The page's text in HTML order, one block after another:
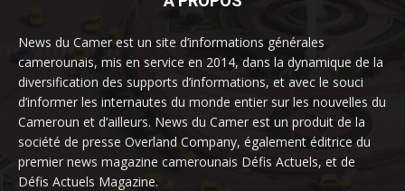
News du Camer est un site d’informations générales
camerounais, mis en service en 2014, dans la dynamique de la
diversification des supports d’informations, et avec le souci
d’informer les internautes du monde entier sur les nouvelles du
Cameroun et d’ailleurs. News du Camer est un produit de la
société de presse Overland Company, également éditrice du
premier news magazine camerounais Défis Actuels, et de
Défis Actuels Magazine.